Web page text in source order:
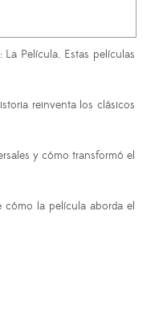
Película. Estas películas
reinventa los clásicos
y cómo transformó el
la película aborda el